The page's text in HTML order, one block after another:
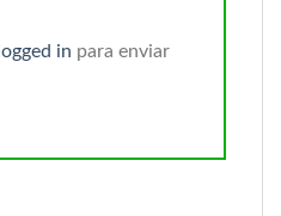
logged in para enviar